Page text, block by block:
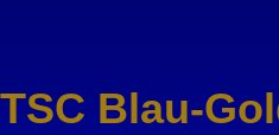
TSC Blau-